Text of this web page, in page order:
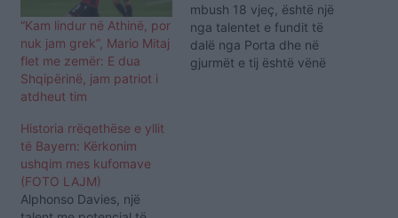
“Kam lindur në Athinë, por
nuk jam grek”, Mario Mitaj
flet me zemër: E dua
Shqipërinë, jam patriot i
atdheut tim
mbush 18 vjeç, është një
nga talentet e fundit të
dalë nga Porta dhe në
gjurmët e tij është vënë
Historia rrëqethëse e yllit
të Bayern: Kërkonim
ushqim mes kufomave
(FOTO LAJM)
Alphonso Davies, një